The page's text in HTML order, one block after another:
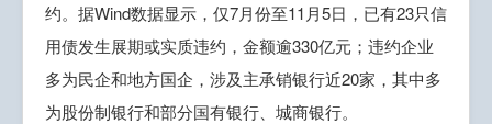
约。据Wind数据显示，仅7月份至11月5日，已有23只信
用债发生展期或实质违约，金额逾330亿元；违约企业
多为民企和地方国企，涉及主承销银行近20家，其中多
为股份制银行和部分国有银行、城商银行。